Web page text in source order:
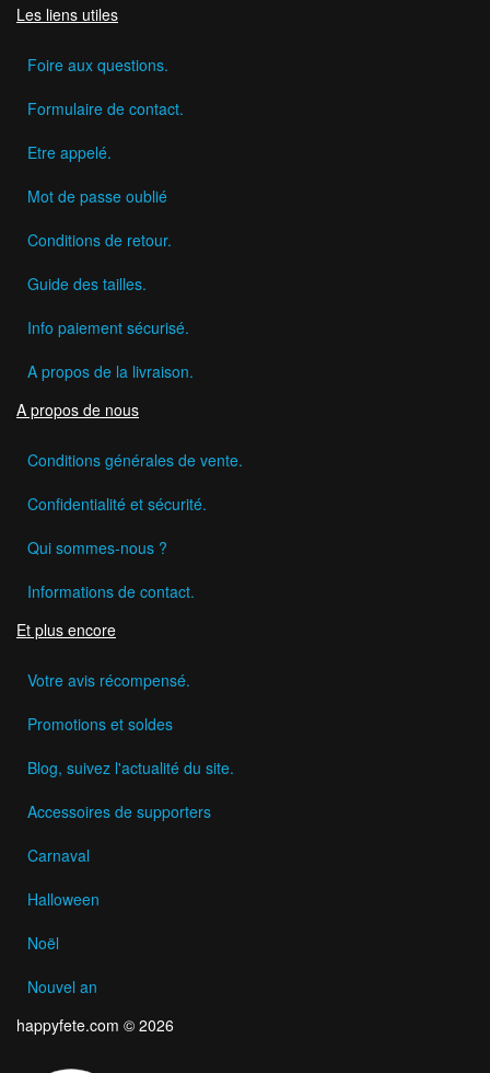
Les liens utiles
Foire aux questions.
Formulaire de contact.
Etre appelé.
Mot de passe oublié
Conditions de retour.
Guide des tailles.
Info paiement sécurisé.
A propos de la livraison.
A propos de nous
Conditions générales de vente.
Confidentialité et sécurité.
Qui sommes-nous ?
Informations de contact.
Et plus encore
Votre avis récompensé.
Promotions et soldes
Blog, suivez l'actualité du site.
Accessoires de supporters
Carnaval
Halloween
Noël
Nouvel an
happyfete.com © 2026